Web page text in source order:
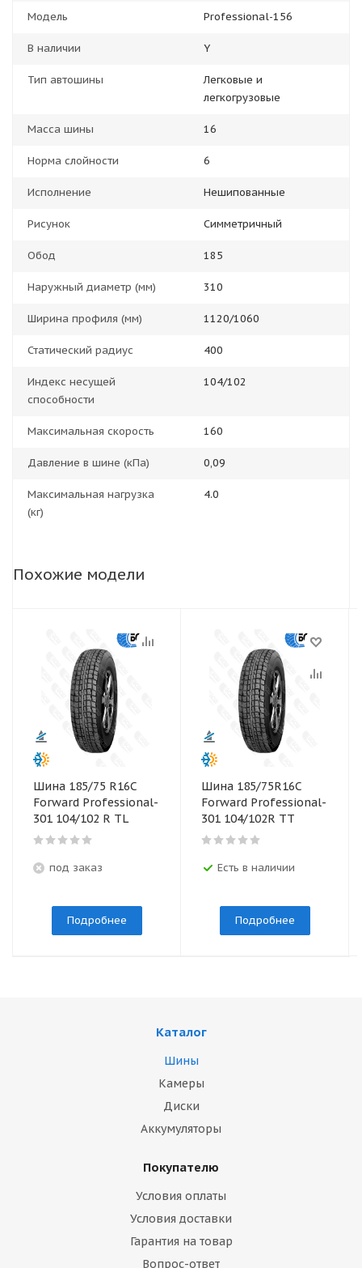
Модель Professional-156
В наличии Y
Тип автошины
Легковые и
легкогрузовые
Масса шины 16
Норма слойности 6
Исполнение Нешипованные
Рисунок Симметричный
Обод 185
Наружный диаметр (мм) 310
Ширина профиля (мм) 1120/1060
Статический радиус 400
Индекс несущей
способности
104/102
Максимальная скорость 160
Давление в шине (кПа) 0,09
Максимальная нагрузка
(кг)
4.0
Похожие модели
Шина 185/75 R16С
Forward Professional-
301 104/102 R TL
под заказ
Подробнее
Шина 185/75R16С
Forward Professional-
301 104/102R TT
Есть в наличии
Подробнее
Каталог
Шины
Камеры
Диски
Аккумуляторы
Покупателю
Условия оплаты
Условия доставки
Гарантия на товар
Вопрос-ответ